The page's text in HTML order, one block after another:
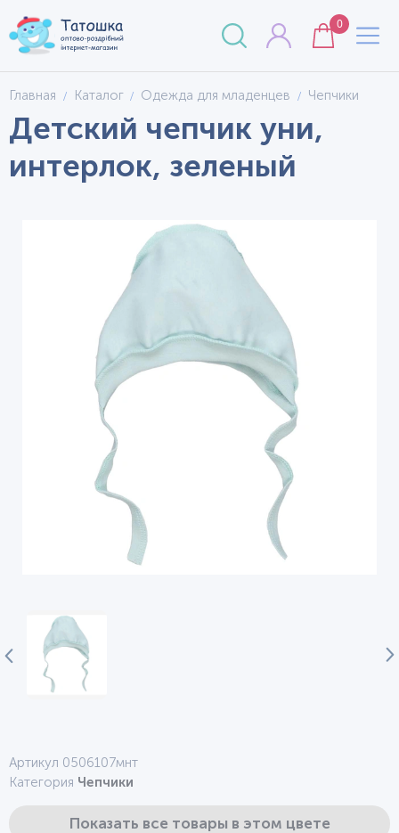
0
Главная Каталог Одежда для младенцев Чепчики
Детский чепчик уни,
интерлок, зеленый
Артикул 0506107мнт
Категория Чепчики
Показать все товары в этом цвете